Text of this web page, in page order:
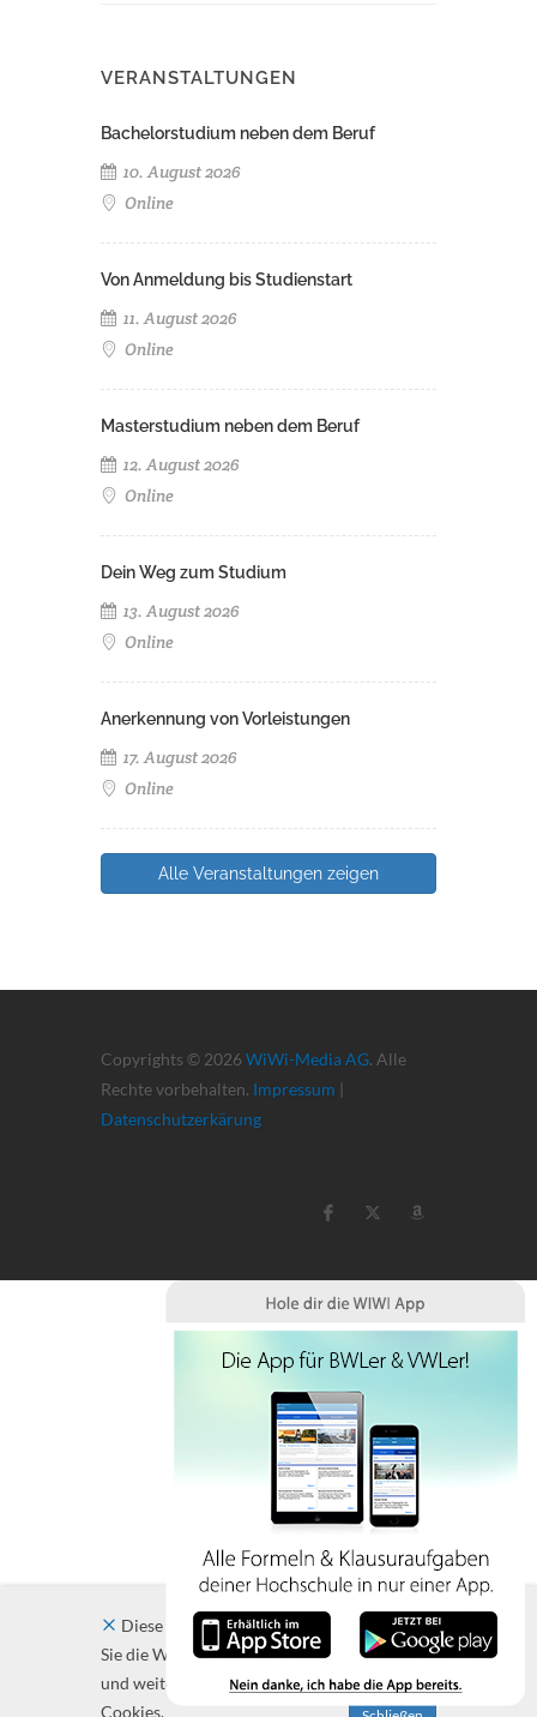
VERANSTALTUNGEN
Bachelorstudium neben dem Beruf
10. August 2026
Online
Von Anmeldung bis Studienstart
11. August 2026
Online
Masterstudium neben dem Beruf
12. August 2026
Online
Dein Weg zum Studium
13. August 2026
Online
Anerkennung von Vorleistungen
17. August 2026
Online
Alle Veranstaltungen zeigen
Copyrights © 2026 WiWi-Media AG. Alle
Rechte vorbehalten. Impressum |
Datenschutzerkärung
Diese Website verwendet Cookies. Indem
Sie die Website und ihre Angebote nutzen
und weiter navigieren, akzeptieren Sie diese
Cookies.